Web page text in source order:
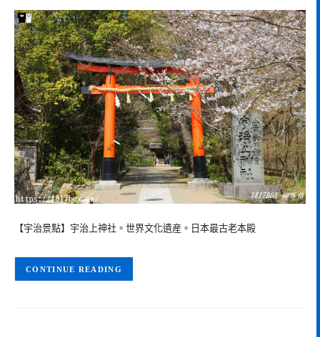
【宇治景點】宇治上神社。世界文化遺産。日本最古老本殿
CONTINUE READING